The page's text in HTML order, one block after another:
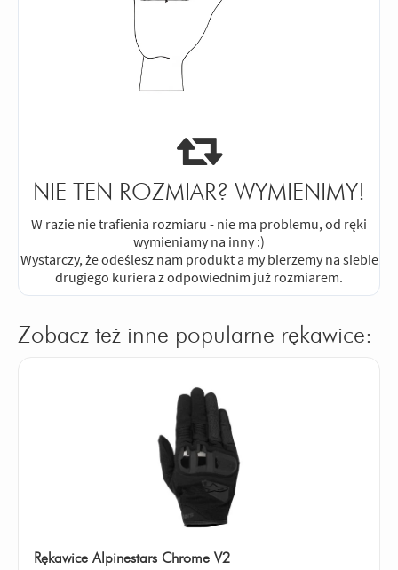
NIE TEN ROZMIAR? WYMIENIMY!
W razie nie trafienia rozmiaru - nie ma problemu, od ręki
wymieniamy na inny :)
Wystarczy, że odeślesz nam produkt a my bierzemy na siebie
drugiego kuriera z odpowiednim już rozmiarem.
Zobacz też inne popularne rękawice:
Rękawice Alpinestars Chrome V2